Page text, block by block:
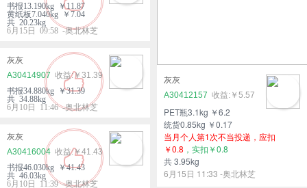
灰灰
A30412157
￥5.57
PET瓶3.1kg ￥6.2
统货0.85kg ￥0.17
当月个人第1次不当投递，应扣
￥0.8 ，实扣￥0.8
共 3.95kg
6月15日 11:33 -奥北林芝
书报13.190kg ￥11.87
黄纸板7.040kg ￥7.04
共 20.23kg
6月15日 09:58 -奥北林芝
灰灰
A30414907
￥31.39
书报34.880kg ￥31.39
共 34.88kg
6月10日 11:46 -奥北林芝
灰灰
A30416004
￥41.43
书报46.030kg ￥41.43
共 46.03kg
6月10日 11:39 -奥北林芝